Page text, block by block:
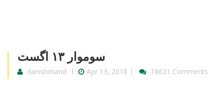
سوموار ۱۳ اگست
danishmand Apr 13, 2018 18631 Comments